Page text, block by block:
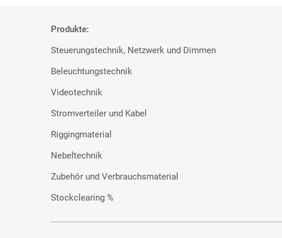
Produkte:
Steuerungstechnik, Netzwerk und Dimmen
Beleuchtungstechnik
Videotechnik
Stromverteiler und Kabel
Riggingmaterial
Nebeltechnik
Zubehör und Verbrauchsmaterial
Stockclearing %